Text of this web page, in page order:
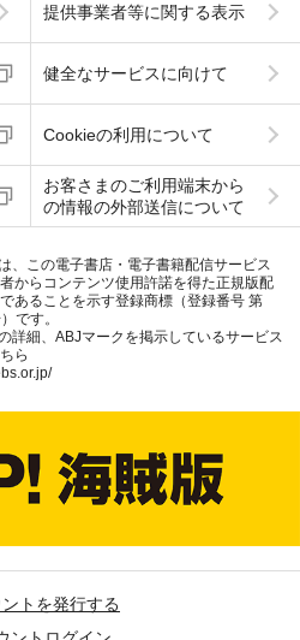
提供事業者等に関する表示
健全なサービスに向けて
Cookieの利用について
お客さまのご利用端末から
の情報の外部送信について
、この電子書店・電子書籍配信サービス
からコンテンツ使用許諾を得た正規版配
あることを示す登録商標（登録番号 第
です。
詳細、ABJマークを掲示しているサービス
ら
トを発行する